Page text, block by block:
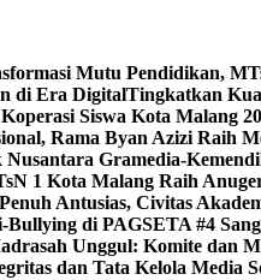
Mutu Pendidikan,
di Era DigitalTingkatkan
Siswa Kota Malang
Rama Byan Azizi Raih
Gramedia-
1 Kota Malang Raih
Penuh Antusias, Civitas
di PAGSETA #4
Unggul: Komite dan
dan Tata Kelola Media